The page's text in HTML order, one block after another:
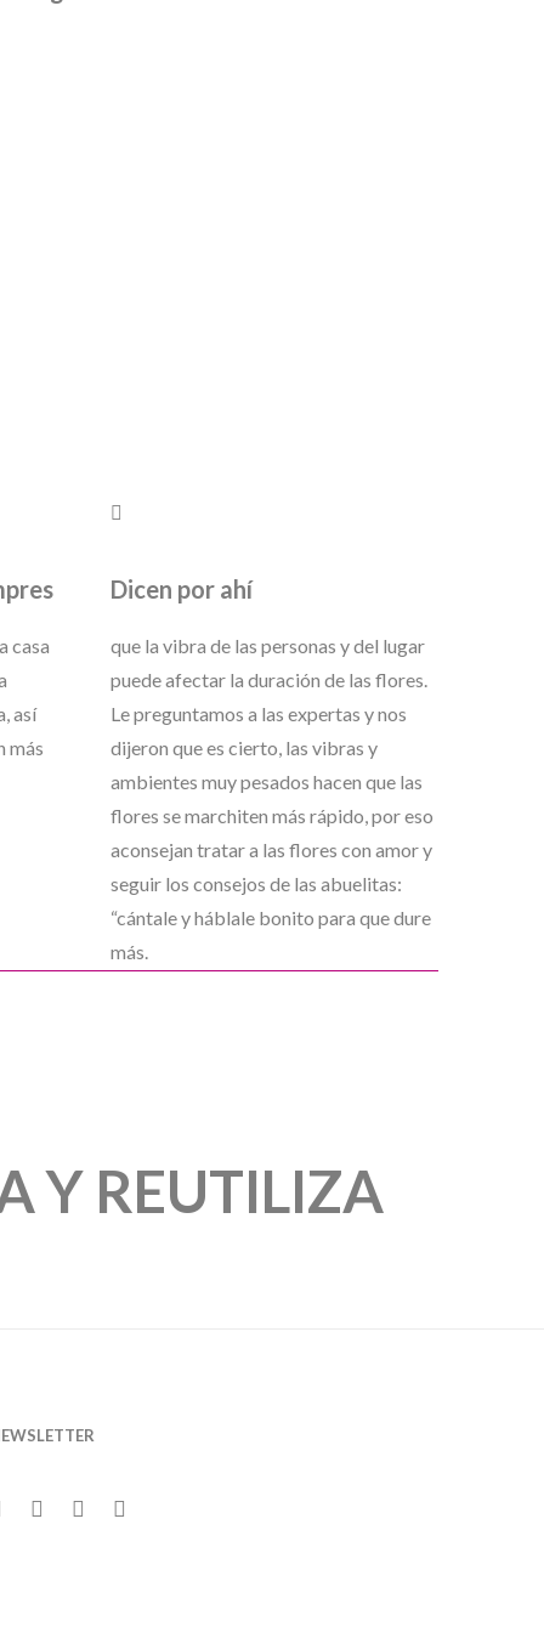
casa
así
más
Dicen por ahí
que la vibra de las personas y del lugar
puede afectar la duración de las flores.
Le preguntamos a las expertas y nos
dijeron que es cierto, las vibras y
ambientes muy pesados hacen que las
flores se marchiten más rápido, por eso
aconsejan tratar a las flores con amor y
seguir los consejos de las abuelitas:
“cántale y háblale bonito para que dure
más.
Y REUTILIZA